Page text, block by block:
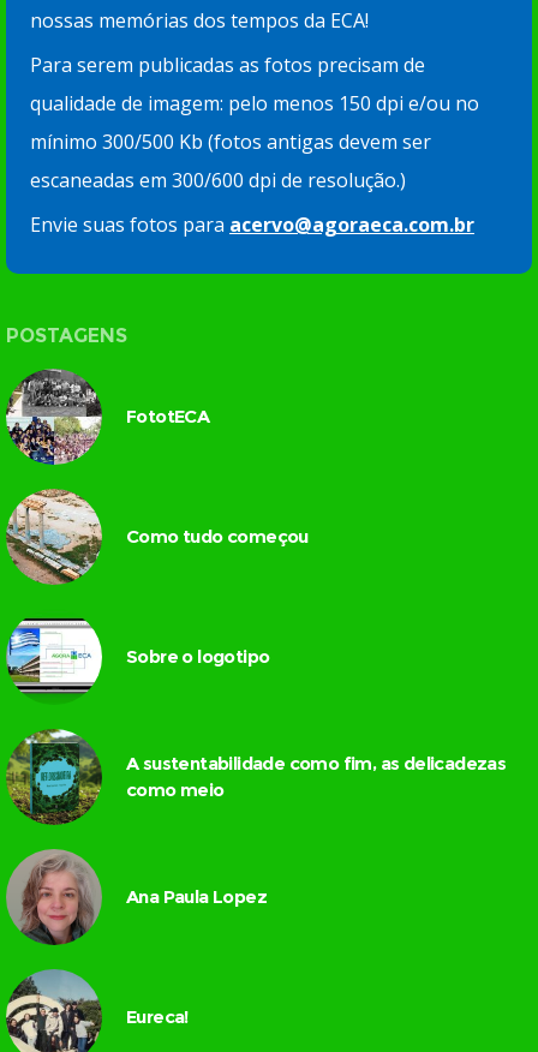
nossas memórias dos tempos da ECA!
Para serem publicadas as fotos precisam de
qualidade de imagem: pelo menos 150 dpi e/ou no
mínimo 300/500 Kb (fotos antigas devem ser
escaneadas em 300/600 dpi de resolução.)
Envie suas fotos para acervo@agoraeca.com.br
POSTAGENS
FototECA
Como tudo começou
Sobre o logotipo
A sustentabilidade como fim, as delicadezas
como meio
Ana Paula Lopez
Eureca!